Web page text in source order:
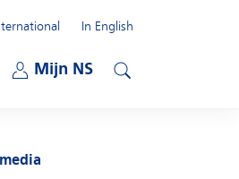
Mijn NS
In English